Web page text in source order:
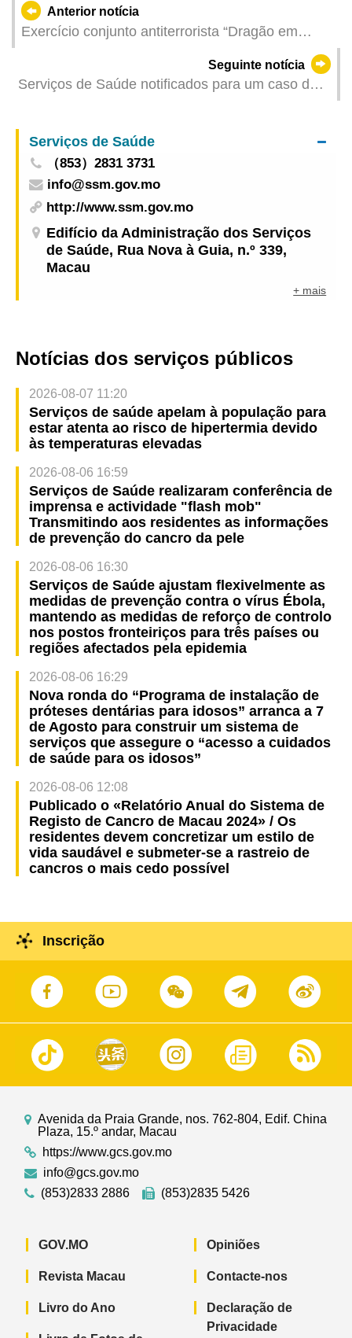
Anterior notícia
Exercício conjunto antiterrorista “Dragão em
Seguinte notícia
Serviços de Saúde notificados para um caso de
Serviços de Saúde
（853）2831 3731
info@ssm.gov.mo
http://www.ssm.gov.mo
Edifício da Administração dos Serviços
de Saúde, Rua Nova à Guia, n.º 339,
Macau
+ mais
Notícias dos serviços públicos
2026-08-07 11:20
Serviços de saúde apelam à população para
estar atenta ao risco de hipertermia devido
às temperaturas elevadas
2026-08-06 16:59
Serviços de Saúde realizaram conferência de
imprensa e actividade "flash mob"
Transmitindo aos residentes as informações
de prevenção do cancro da pele
2026-08-06 16:30
Serviços de Saúde ajustam flexivelmente as
medidas de prevenção contra o vírus Ébola,
mantendo as medidas de reforço de controlo
nos postos fronteiriços para três países ou
regiões afectados pela epidemia
2026-08-06 16:29
Nova ronda do “Programa de instalação de
próteses dentárias para idosos” arranca a 7
de Agosto para construir um sistema de
serviços que assegure o “acesso a cuidados
de saúde para os idosos”
2026-08-06 12:08
Publicado o «Relatório Anual do Sistema de
Registo de Cancro de Macau 2024» / Os
residentes devem concretizar um estilo de
vida saudável e submeter-se a rastreio de
cancros o mais cedo possível
Inscrição
Avenida da Praia Grande, nos. 762-804, Edif. China
Plaza, 15.º andar, Macau
https://www.gcs.gov.mo
info@gcs.gov.mo
(853)2833 2886
(853)2835 5426
GOV.MO
Revista Macau
Livro do Ano
Opiniões
Contacte-nos
Declaração de
Privacidade